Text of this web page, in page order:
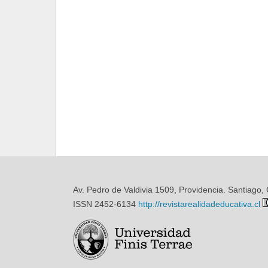
Av. Pedro de Valdivia 1509, Providencia. Santiago,
ISSN 2452-6134 http://revistarealidadeducativa.cl